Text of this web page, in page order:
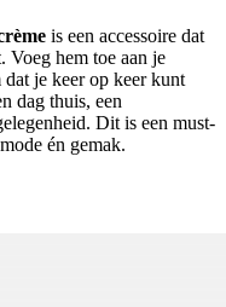
is een accessoire dat
hem toe aan je
je keer op keer kunt
dag thuis, een
Dit is een must-
én gemak.